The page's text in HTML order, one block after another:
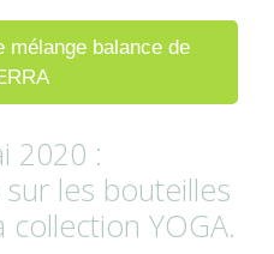
mélange balance de
2020 :
les bouteilles
YOGA.